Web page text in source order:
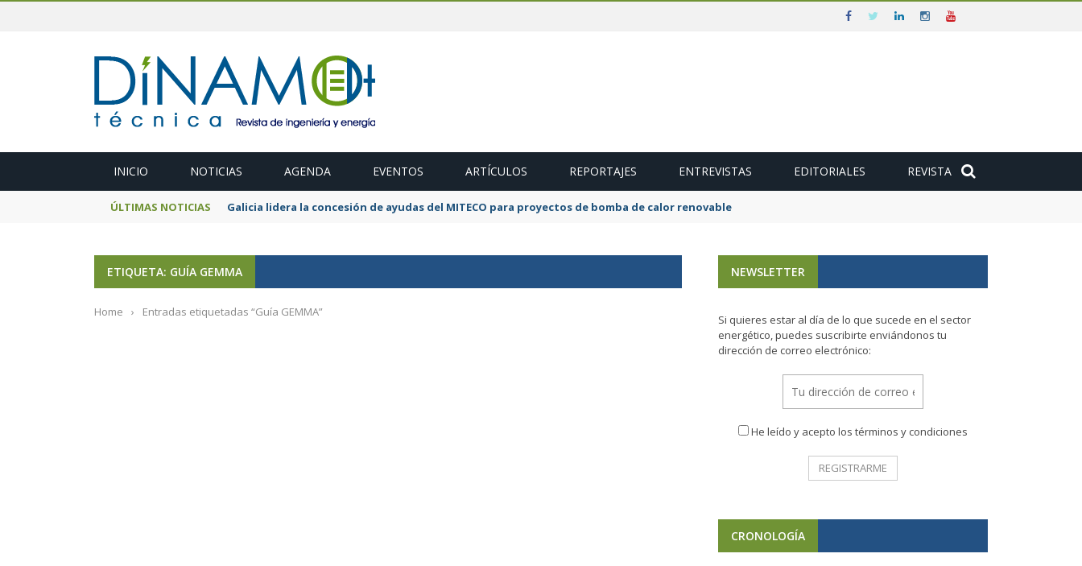
INICIO NOTICIAS AGENDA EVENTOS ARTÍCULOS REPORTAJES ENTREVISTAS EDITORIALES REVISTA
ÚLTIMAS NOTICIAS Galicia lidera la concesión de ayudas del MITECO para proyectos de bomba de calor renovable
ETIQUETA: GUÍA GEMMA
Home › Entradas etiquetadas “Guía GEMMA”
NEWSLETTER
Si quieres estar al día de lo que sucede en el sector
energético, puedes suscribirte enviándonos tu
dirección de correo electrónico:
He leído y acepto los términos y condiciones
CRONOLOGÍA